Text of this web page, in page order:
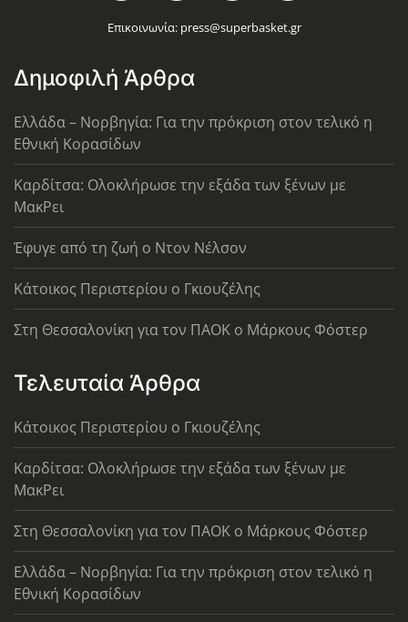
Επικοινωνία: press@superbasket.gr
Δημοφιλή Άρθρα
Ελλάδα – Νορβηγία: Για την πρόκριση στον τελικό η
Εθνική Κορασίδων
Καρδίτσα: Ολοκλήρωσε την εξάδα των ξένων με
ΜακΡει
Έφυγε από τη ζωή ο Ντον Νέλσον
Κάτοικος Περιστερίου ο Γκιουζέλης
Στη Θεσσαλονίκη για τον ΠΑΟΚ ο Μάρκους Φόστερ
Τελευταία Άρθρα
Κάτοικος Περιστερίου ο Γκιουζέλης
Καρδίτσα: Ολοκλήρωσε την εξάδα των ξένων με
ΜακΡει
Στη Θεσσαλονίκη για τον ΠΑΟΚ ο Μάρκους Φόστερ
Ελλάδα – Νορβηγία: Για την πρόκριση στον τελικό η
Εθνική Κορασίδων